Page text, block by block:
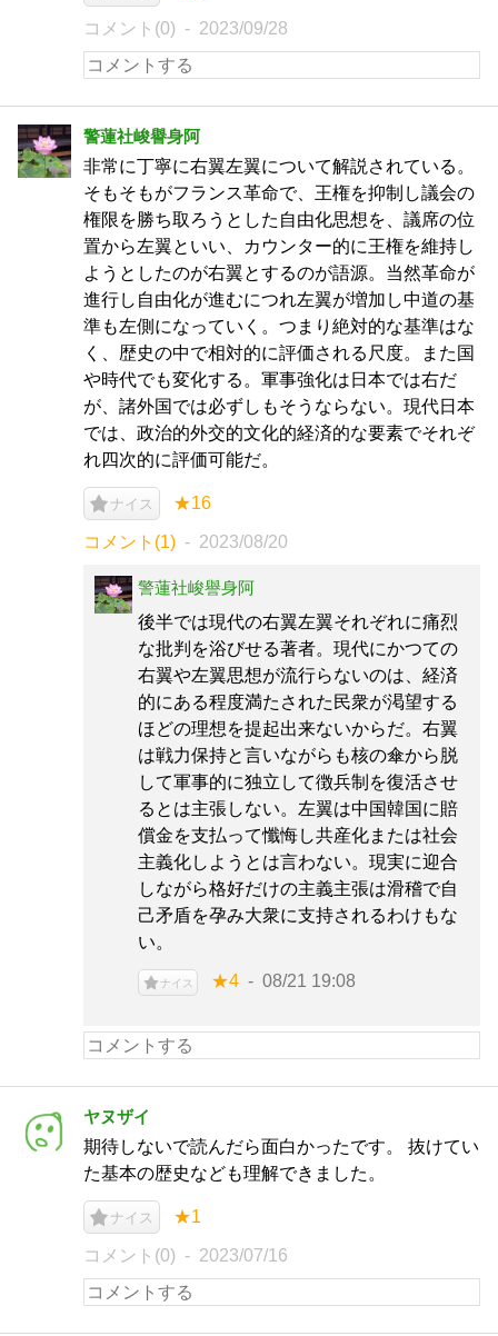
コメント(0) 2023/09/28
警蓮社峻譽身阿
非常に丁寧に右翼左翼について解説されている。
そもそもがフランス革命で、王権を抑制し議会の
権限を勝ち取ろうとした自由化思想を、議席の位
置から左翼といい、カウンター的に王権を維持し
ようとしたのが右翼とするのが語源。当然革命が
進行し自由化が進むにつれ左翼が増加し中道の基
準も左側になっていく。つまり絶対的な基準はな
く、歴史の中で相対的に評価される尺度。また国
や時代でも変化する。軍事強化は日本では右だ
が、諸外国では必ずしもそうならない。現代日本
では、政治的外交的文化的経済的な要素でそれぞ
れ四次的に評価可能だ。
ナイス ★16
コメント(1) 2023/08/20
警蓮社峻譽身阿
後半では現代の右翼左翼それぞれに痛烈
な批判を浴びせる著者。現代にかつての
右翼や左翼思想が流行らないのは、経済
的にある程度満たされた民衆が渇望する
ほどの理想を提起出来ないからだ。右翼
は戦力保持と言いながらも核の傘から脱
して軍事的に独立して徴兵制を復活させ
るとは主張しない。左翼は中国韓国に賠
償金を支払って懺悔し共産化または社会
主義化しようとは言わない。現実に迎合
しながら格好だけの主義主張は滑稽で自
己矛盾を孕み大衆に支持されるわけもな
い。
ナイス ★4 08/21 19:08
ヤヌザイ
期待しないで読んだら面白かったです。 抜けてい
た基本の歴史なども理解できました。
ナイス ★1
コメント(0) 2023/07/16